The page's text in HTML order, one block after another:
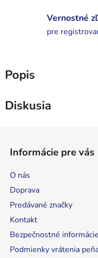
Vernostné
pre
Popis
Diskusia
Informácie pre vás
O nás
Doprava
Predávané značky
Kontakt
Bezpečnostné informácie
Podmienky vrátenia